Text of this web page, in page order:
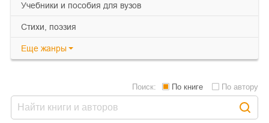
учебники и пособия для вузов
cтихи, поэзия
Еще жанры
Поиск: По книге По автору